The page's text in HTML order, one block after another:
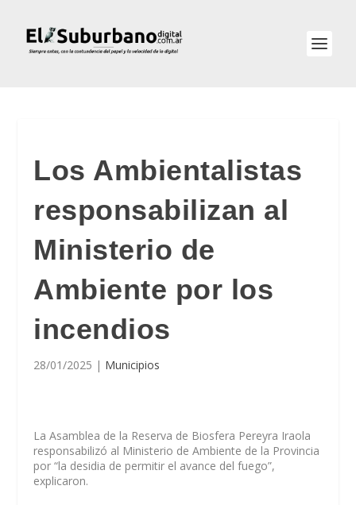
Los Ambientalistas
responsabilizan al
Ministerio de
Ambiente por los
incendios
28/01/2025 | Municipios
La Asamblea de la Reserva de Biosfera Pereyra Iraola
responsabilizó al Ministerio de Ambiente de la Provincia
por “la desidia de permitir el avance del fuego”,
explicaron.